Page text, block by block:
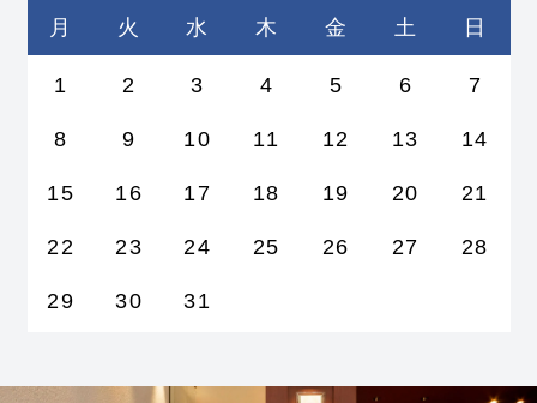
月 火 水 木 金 土 日
1 2 3 4 5 6 7
8 9 10 11 12 13 14
15 16 17 18 19 20 21
22 23 24 25 26 27 28
29 30 31